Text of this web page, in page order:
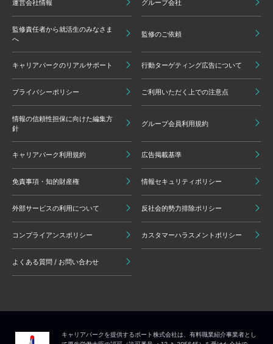
運営会社情報 グループ会社
監修責任者から就活生のみなさま
へ
監修のご依頼
キャリアパークのリアルサポート 行動ターゲティング広告について
プライバシーポリシー ご利用いただく上での注意点
情報の信頼性担保に向けた編集方
針
グループ会員利用規約
キャリアパーク利用規約 広告掲載基準
免責事項・知的財産権 情報セキュリティポリシー
外部サービスの利用について 反社会的勢力排除ポリシー
コンプライアンスポリシー カスタマーハラスメントポリシー
よくある質問 / お問い合わせ